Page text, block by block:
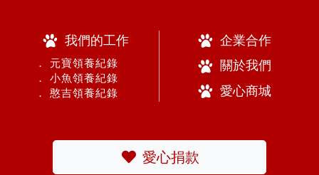
我們的工作
． 元寶領養紀錄
． 小魚領養紀錄
． 憨吉領養紀錄
企業合作
關於我們
愛心商城
愛心捐款